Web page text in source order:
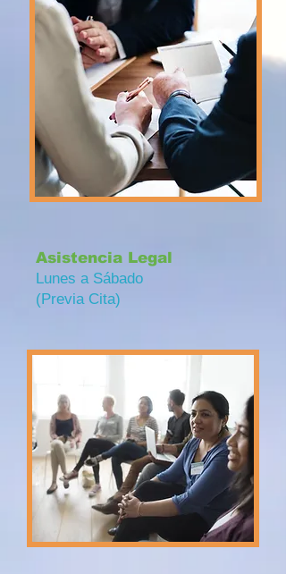
Asistencia Legal
Lunes a Sábado
(Previa Cita)